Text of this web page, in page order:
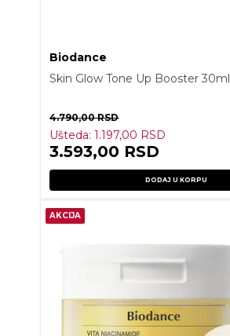
Biodance
Skin Glow Tone Up Booster 30ml
4.790,00RSD
Ušteda:1.197,00 RSD
3.593,00 RSD
DODAJ U KORPU
AKCIJA